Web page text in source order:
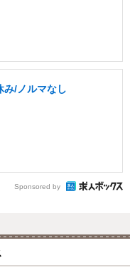
み/ノルマなし
Sponsored by